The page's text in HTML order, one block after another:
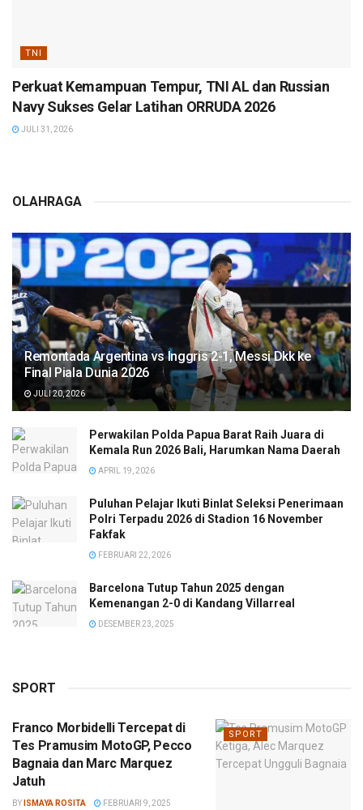
TNI
Perkuat Kemampuan Tempur, TNI AL dan Russian
Navy Sukses Gelar Latihan ORRUDA 2026
JULI 31, 2026
OLAHRAGA
Remontada Argentina vs Inggris 2-1, Messi Dkk ke
Final Piala Dunia 2026
JULI 20, 2026
Perwakilan Polda Papua Barat Raih Juara di
Kemala Run 2026 Bali, Harumkan Nama Daerah
APRIL 19, 2026
Puluhan Pelajar Ikuti Binlat Seleksi Penerimaan
Polri Terpadu 2026 di Stadion 16 November
Fakfak
FEBRUARI 22, 2026
Barcelona Tutup Tahun 2025 dengan
Kemenangan 2-0 di Kandang Villarreal
DESEMBER 23, 2025
SPORT
SPORT
Franco Morbidelli Tercepat di
Tes Pramusim MotoGP, Pecco
Bagnaia dan Marc Marquez
Jatuh
BY ISMAYA ROSITA FEBRUARI 9, 2025